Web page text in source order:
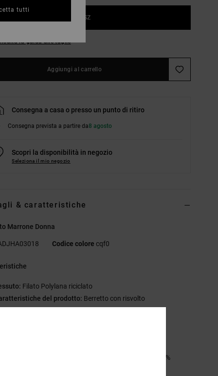
1SZ
la guida alle taglie
Aggiungi al carrello
Consegna a casa o presso un punto di ritiro
Consegna prevista a partire da8 agosto
Scopri la disponibilità in negozio
Seleziona il mio negozio
& caratteristiche
Marrone Donna
Codice colore cqf0
Filato Polylana riciclato
del prodotto: Berretto con risvolto
[Tessuto principale] 60% Poliestere riciclato, 40%
tutti